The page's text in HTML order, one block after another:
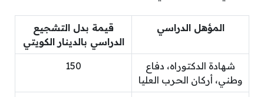
المؤهل الدراسي
قيمة بدل التشجيع
الدراسي بالدينار الكويتي
شهادة الدكتوراه، دفاع
وطني، أركان الحرب العليا
150